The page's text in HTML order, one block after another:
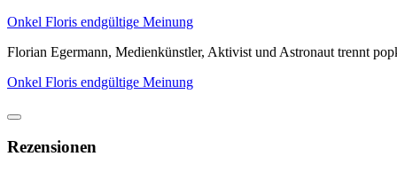
Zum
springen
Onkel Floris endgültige Meinung
Florian Egermann, Medienkünstler, Aktivist und Astronaut trennt
Onkel Floris endgültige Meinung
Rezensionen